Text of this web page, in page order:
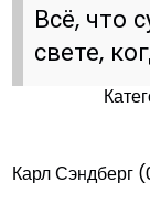
Всё, что
свете,
Карл Сэндберг